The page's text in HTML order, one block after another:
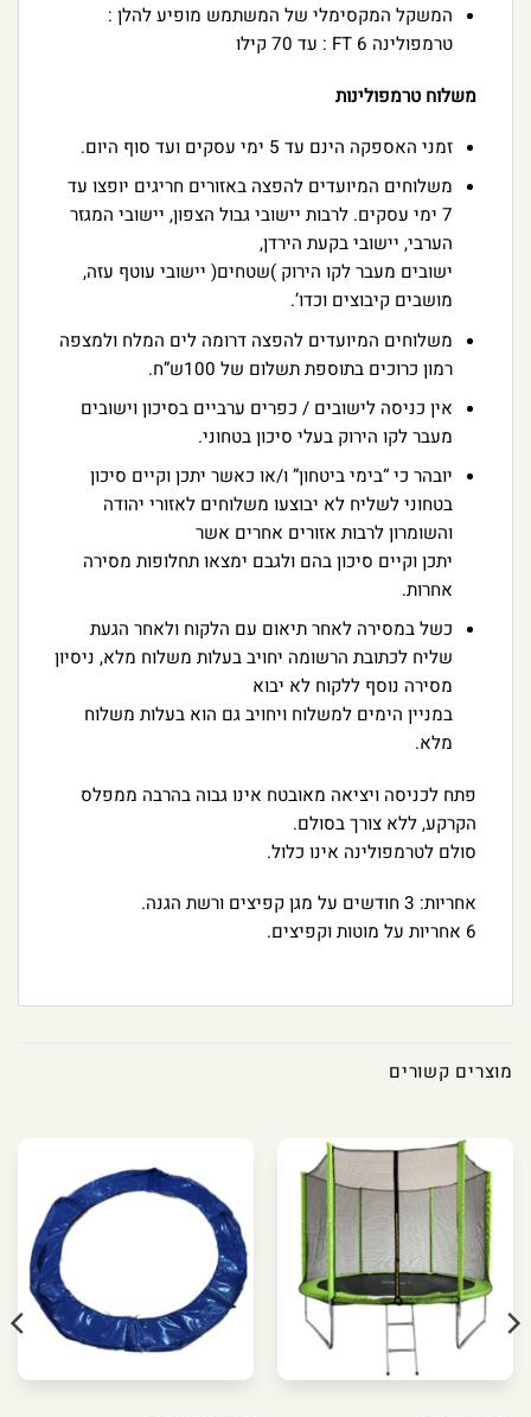
המשקל המקסימלי של המשתמש מופיע להלן :
טרמפולינה FT 6 : עד 70 קילו
משלוח טרמפולינות
זמני האספקה הינם עד 5 ימי עסקים ועד סוף היום.
משלוחים המיועדים להפצה באזורים חריגים יופצו עד
7 ימי עסקים. לרבות יישובי גבול הצפון, יישובי המגזר
הערבי, יישובי בקעת הירדן,
ישובים מעבר לקו הירוק )שטחים( יישובי עוטף עזה,
מושבים קיבוצים וכדו’.
משלוחים המיועדים להפצה דרומה לים המלח ולמצפה
רמון כרוכים בתוספת תשלום של 100ש”ח.
אין כניסה לישובים / כפרים ערביים בסיכון וישובים
מעבר לקו הירוק בעלי סיכון בטחוני.
יובהר כי “בימי ביטחון” ו/או כאשר יתכן וקיים סיכון
בטחוני לשליח לא יבוצעו משלוחים לאזורי יהודה
והשומרון לרבות אזורים אחרים אשר
יתכן וקיים סיכון בהם ולגבם ימצאו תחלופות מסירה
אחרות.
כשל במסירה לאחר תיאום עם הלקוח ולאחר הגעת
שליח לכתובת הרשומה יחויב בעלות משלוח מלא, ניסיון
מסירה נוסף ללקוח לא יבוא
במניין הימים למשלוח ויחויב גם הוא בעלות משלוח
מלא.
פתח לכניסה ויציאה מאובטח אינו גבוה בהרבה ממפלס
הקרקע, ללא צורך בסולם.
סולם לטרמפולינה אינו כלול.
אחריות: 3 חודשים על מגן קפיצים ורשת הגנה.
6 אחריות על מוטות וקפיצים.
מוצרים קשורים